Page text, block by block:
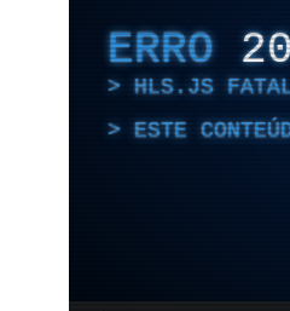
ERRO
HLS.JS
ESTE